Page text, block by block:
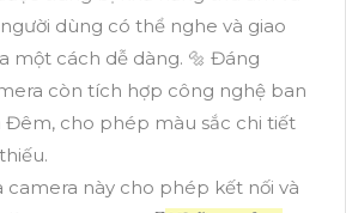
dùng có thể nghe và giao
một cách dễ dàng. 🔩 Đáng
còn tích hợp công nghệ ban
Đêm, cho phép màu sắc chi tiết
camera này cho phép kết nối và